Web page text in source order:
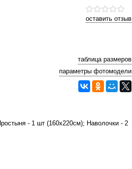
оставить отзыв
таблица размеров
параметры фотомодели
- 1 шт (160х220см); Наволочки - 2